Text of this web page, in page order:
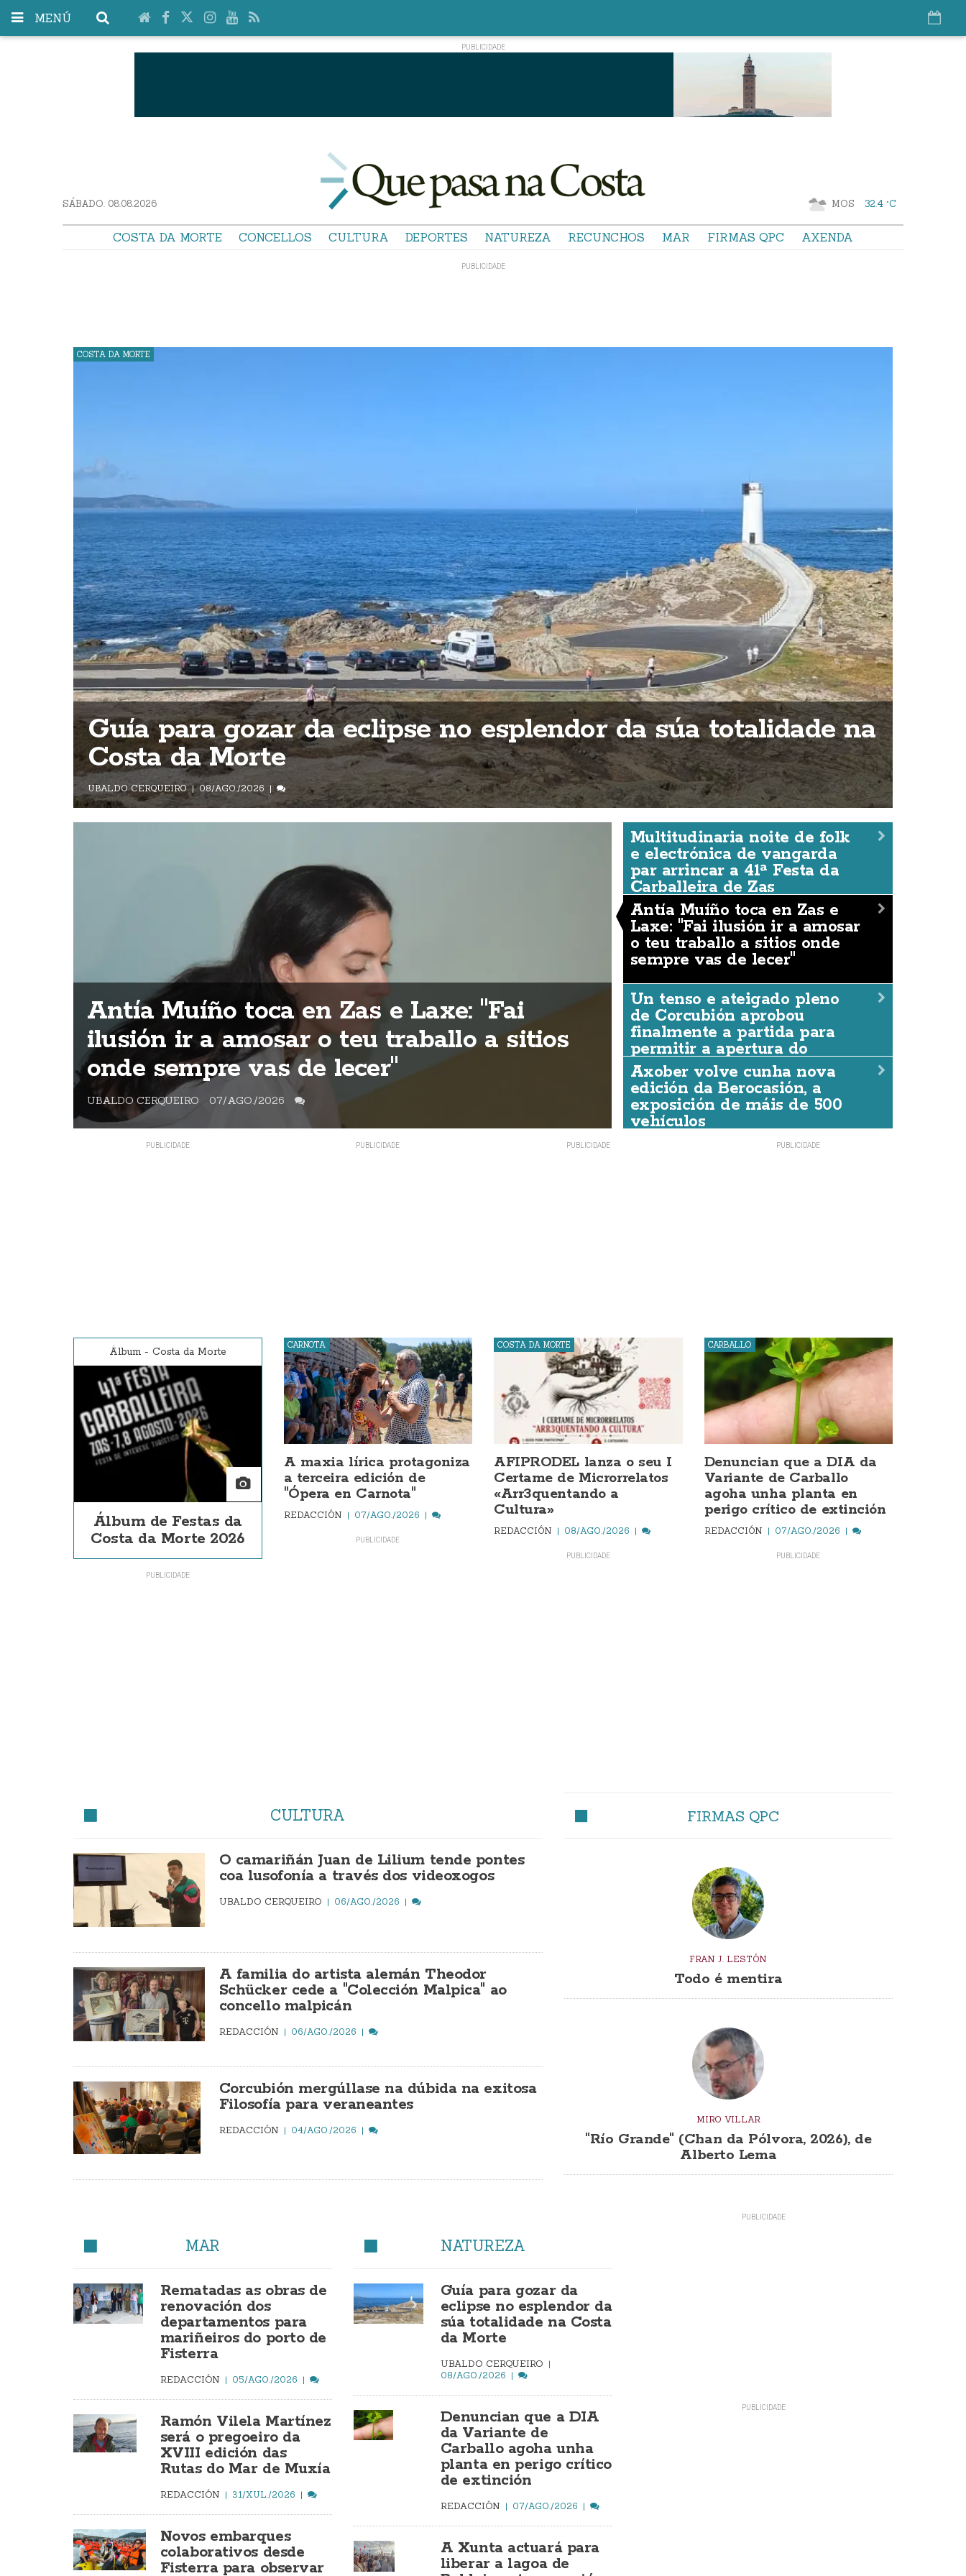
MENÚ
SÁBADO. 08.08.2026 MOS 32.4 °C
COSTA DA MORTE CONCELLOS CULTURA DEPORTES NATUREZA RECUNCHOS MAR FIRMAS QPC AXENDA
COSTA DA MORTE
Guía para gozar da eclipse no esplendor da súa totalidade na
Costa da Morte
UBALDO CERQUEIRO 08/AGO./2026
Antía Muíño toca en Zas e Laxe: "Fai
ilusión ir a amosar o teu traballo a sitios
onde sempre vas de lecer"
UBALDO CERQUEIRO 07/AGO./2026
Un tenso e ateigado pleno
aprobou finalmente a
permitir a apertura do
REDACCIÓN 07/AGO./2026
Multitudinaria noite de folk
e electrónica de vangarda
par arrincar a 41ª Festa da
Carballeira de Zas
Antía Muíño toca en Zas e
Laxe: "Fai ilusión ir a amosar
o teu traballo a sitios onde
sempre vas de lecer"
Un tenso e ateigado pleno
de Corcubión aprobou
finalmente a partida para
permitir a apertura do
Centro de Día
Axober volve cunha nova
edición da Berocasión, a
exposición de máis de 500
vehículos
Álbum - Costa da Morte
Álbum de Festas da
Costa da Morte 2026
CARNOTA
A maxia lírica protagoniza
a terceira edición de
"Ópera en Carnota"
REDACCIÓN 07/AGO./2026
COSTA DA MORTE
AFIPRODEL lanza o seu I
Certame de Microrrelatos
«Arr3quentando a
Cultura»
REDACCIÓN 08/AGO./2026
CARBALLO
Denuncian que a DIA da
Variante de Carballo
agoha unha planta en
perigo crítico de extinción
REDACCIÓN 07/AGO./2026
CULTURA
O camariñán Juan de Lilium tende pontes
coa lusofonía a través dos videoxogos
UBALDO CERQUEIRO 06/AGO./2026
A familia do artista alemán Theodor
Schücker cede a "Colección Malpica" ao
concello malpicán
REDACCIÓN 06/AGO./2026
Corcubión mergúllase na dúbida na exitosa
Filosofía para veraneantes
REDACCIÓN 04/AGO./2026
FIRMAS QPC
FRAN J. LESTÓN
Todo é mentira
MIRO VILLAR
"Río Grande" (Chan da Pólvora, 2026), de
Alberto Lema
MAR
Rematadas as obras de
renovación dos
departamentos para
mariñeiros do porto de
Fisterra
REDACCIÓN 05/AGO./2026
Ramón Vilela Martínez
será o pregoeiro da
XVIII edición das
Rutas do Mar de Muxía
REDACCIÓN 31/XUL./2026
Novos embarques
colaborativos desde
Fisterra para observar
NATUREZA
Guía para gozar da
eclipse no esplendor da
súa totalidade na Costa
da Morte
UBALDO CERQUEIRO
08/AGO./2026
Denuncian que a DIA
da Variante de
Carballo agoha unha
planta en perigo crítico
de extinción
REDACCIÓN 07/AGO./2026
A Xunta actuará para
liberar a lagoa de